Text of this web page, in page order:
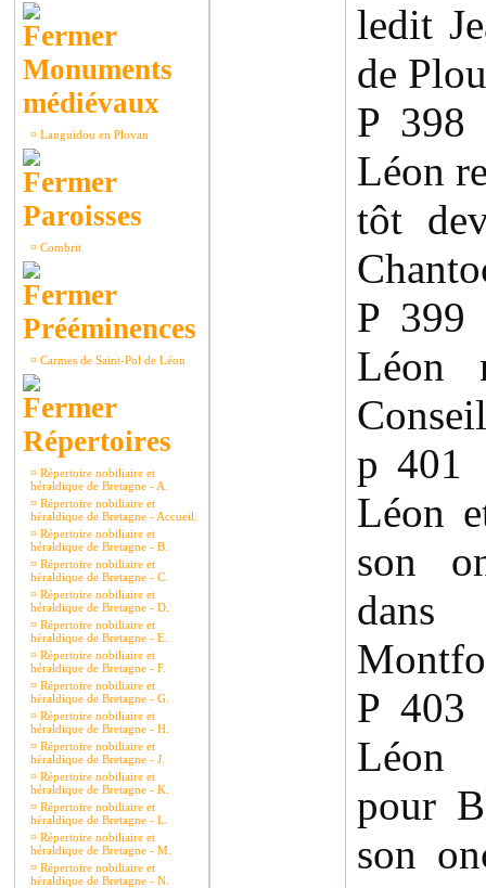
Monuments
médiévaux
¤ Languidou en Plovan
Paroisses
¤ Combrit
Prééminences
¤ Carmes de Saint-Pol de Léon
Répertoires
¤ Répertoire nobiliaire et
héraldique de Bretagne - A.
¤ Répertoire nobiliaire et
héraldique de Bretagne - Accueil.
¤ Répertoire nobiliaire et
héraldique de Bretagne - B.
¤ Répertoire nobiliaire et
héraldique de Bretagne - C.
¤ Répertoire nobiliaire et
héraldique de Bretagne - D.
¤ Répertoire nobiliaire et
héraldique de Bretagne - E.
¤ Répertoire nobiliaire et
héraldique de Bretagne - F.
¤ Répertoire nobiliaire et
héraldique de Bretagne - G.
¤ Répertoire nobiliaire et
héraldique de Bretagne - H.
¤ Répertoire nobiliaire et
héraldique de Bretagne - J.
¤ Répertoire nobiliaire et
héraldique de Bretagne - K.
¤ Répertoire nobiliaire et
héraldique de Bretagne - L.
¤ Répertoire nobiliaire et
héraldique de Bretagne - M.
¤ Répertoire nobiliaire et
héraldique de Bretagne - N.
ledit
de
P
Léon
tôt
P
Léon
p
Léon
son
P
Léon
pour
son